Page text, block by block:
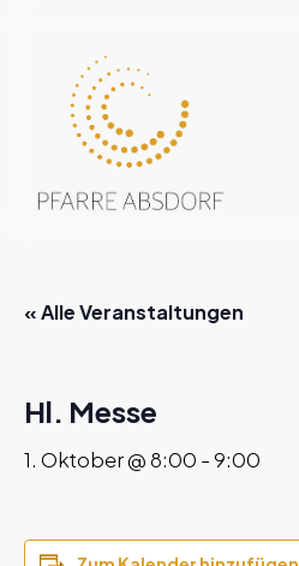
content
« Alle Veranstaltungen
Hl. Messe
1. Oktober @ 8:00 -9:00